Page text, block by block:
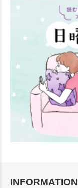
INFORMATION